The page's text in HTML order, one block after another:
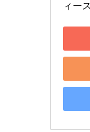
ィー